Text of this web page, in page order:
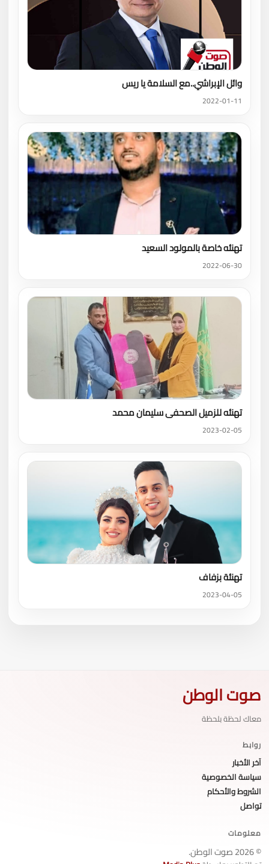
وائل الإبراشي..مع السلامة يا ريس
2022-01-11
تهنئه خاصة بالمولود السعيد
2022-06-30
تهنئه للزميل الصحفى سليمان محمد
2023-02-05
تهنئة بزفاف
2023-04-05
صوت الوطن
معاك لحظة بلحظة
روابط
آخر الأخبار
سياسة الخصوصية
الشروط والأحكام
تواصل
معلومات
© 2026 صوت الوطن.